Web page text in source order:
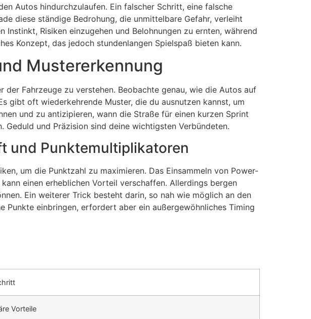
Autos hindurchzulaufen. Ein falscher Schritt, eine falsche
diese ständige Bedrohung, die unmittelbare Gefahr, verleiht
Instinkt, Risiken einzugehen und Belohnungen zu ernten, während
Konzept, das jedoch stundenlangen Spielspaß bieten kann.
Mustererkennung
Fahrzeuge zu verstehen. Beobachte genau, wie die Autos auf
gibt oft wiederkehrende Muster, die du ausnutzen kannst, um
und zu antizipieren, wann die Straße für einen kurzen Sprint
und Präzision sind deine wichtigsten Verbündeten.
und Punktemultiplikatoren
um die Punktzahl zu maximieren. Das Einsammeln von Power-
einen erheblichen Vorteil verschaffen. Allerdings bergen
Ein weiterer Trick besteht darin, so nah wie möglich an den
Punkte einbringen, erfordert aber ein außergewöhnliches Timing
Vorteile